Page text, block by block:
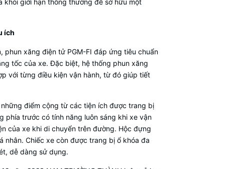
khỏi giới hạn thông thường để sở hữu một
ích
phun xăng điện tử PGM-FI đáp ứng tiêu chuẩn
tốc của xe. Đặc biệt, hệ thống phun xăng
với từng điều kiện vận hành, từ đó giúp tiết
điểm cộng từ các tiện ích được trang bị
phía trước có tính năng luôn sáng khi xe vận
của xe khi di chuyển trên đường. Hộc đựng
Chiếc xe còn được trang bị ổ khóa đa
dễ dàng sử dụng.